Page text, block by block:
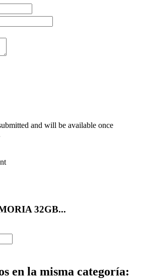
and will be available once
32GB...
en la misma categoría: